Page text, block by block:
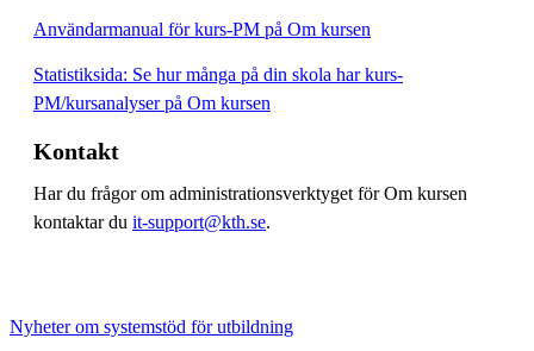
Användarmanual för kurs-PM på Om kursen
Statistiksida: Se hur många på din skola har kurs-
PM/kursanalyser på Om kursen
Kontakt
Har du frågor om administrationsverktyget för Om kursen
kontaktar du it-support@kth.se.
Nyheter om systemstöd för utbildning